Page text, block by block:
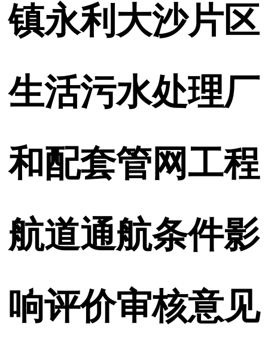
镇永利大沙片区
生活污水处理厂
和配套管网工程
航道通航条件影
响评价审核意见